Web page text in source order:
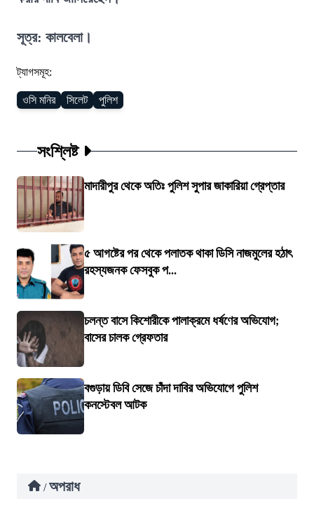
সূত্র: কালবেলা।
ট্যাগসমূহ:
ওসি মনির সিলেট পুলিশ
সংশ্লিষ্ট
মাদারীপুর থেকে অতিঃ পুলিশ সুপার জাকারিয়া গ্রেপ্তার
৫ আগষ্টের পর থেকে পলাতক থাকা ডিসি নাজমুলের হঠাৎ
রহস্যজনক ফেসবুক প...
চলন্ত বাসে কিশোরীকে পালাক্রমে ধর্ষণের অভিযোগ;
বাসের চালক গ্রেফতার
বগুড়ায় ডিবি সেজে চাঁদা দাবির অভিযোগে পুলিশ
কনস্টেবল আটক
/ অপরাধ